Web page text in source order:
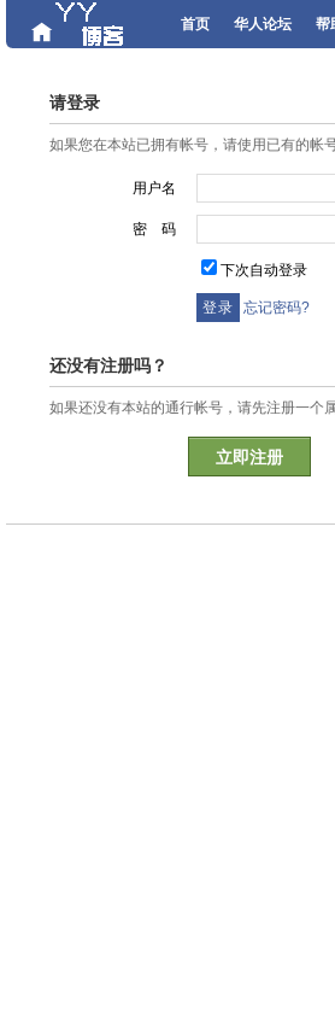
首页 华人论坛 帮
请登录
如果您在本站已拥有帐号，请使用已有的帐
用户名
密 码
下次自动登录
忘记密码?
还没有注册吗？
如果还没有本站的通行帐号，请先注册一个
立即注册